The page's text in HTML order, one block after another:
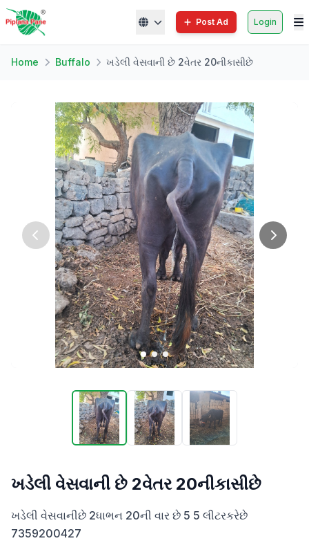
Post Ad Login
Home Buffalo ખડેલી વેસવાની છે 2વેતર 20નીકાસીછે
ખડેલી વેસવાની છે 2વેતર 20નીકાસીછે
ખડેલી વેસવાનીછે 2ધાભન 20ની વાર છે 5 5 લીટરકરેછે
7359200427